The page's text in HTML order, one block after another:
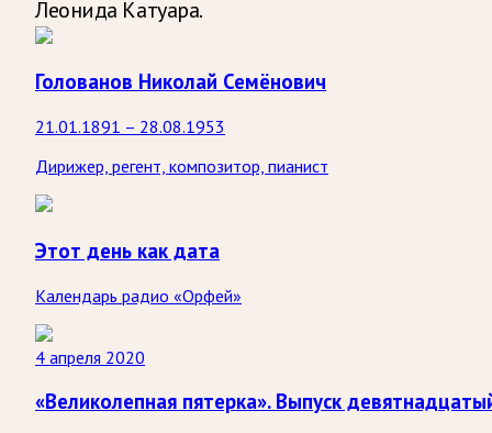
Леонида Катуара.
Голованов Николай Семёнович
21.01.1891 – 28.08.1953
Дирижер, регент, композитор, пианист
Этот день как дата
Календарь радио «Орфей»
4 апреля 2020
«Великолепная пятерка». Выпуск